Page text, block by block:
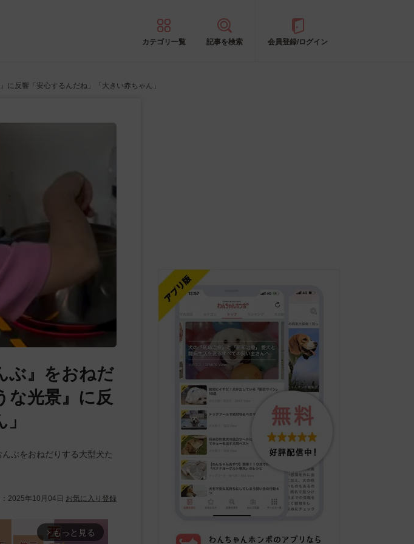
カテゴリ一覧 記事を検索 会員登録/ログイン
反響「安心するんだね」「大きい赤ちゃん」
ぶ』をおねだ
な光景』に反
ぶをおねだりする大型犬た
2025年10月04日 お気に入り登録
arrow_forward_ios もっと見る